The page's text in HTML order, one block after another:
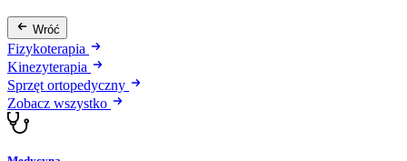
Wróć
Fizykoterapia
Kinezyterapia
Sprzęt ortopedyczny
Zobacz wszystko